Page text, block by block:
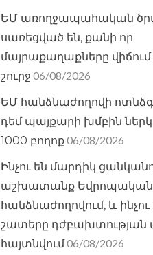
ԵՄ առողջապահական
սառեցված են, քանի որ
մայրաքաղաքները վիճում
շուրջ 06/08/2026
ԵՄ հանձնաժողովի
դեմ պայքարի խմբին
1000 բողոք06/08/2026
Ինչու են մարդիկ
աշխատանք Եվրոպական
հանձնաժողովում, և
շատերը դժբախտության
հայտնվում06/08/2026